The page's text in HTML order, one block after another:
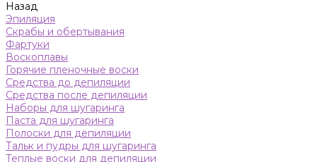
Назад
Эпиляция
Скрабы и обертывания
Фартуки
Воскоплавы
Горячие пленочные воски
Средства до депиляции
Средства после депиляции
Наборы для шугаринга
Паста для шугаринга
Полоски для депиляции
Тальк и пудры для шугаринга
Теплые воски для депиляции